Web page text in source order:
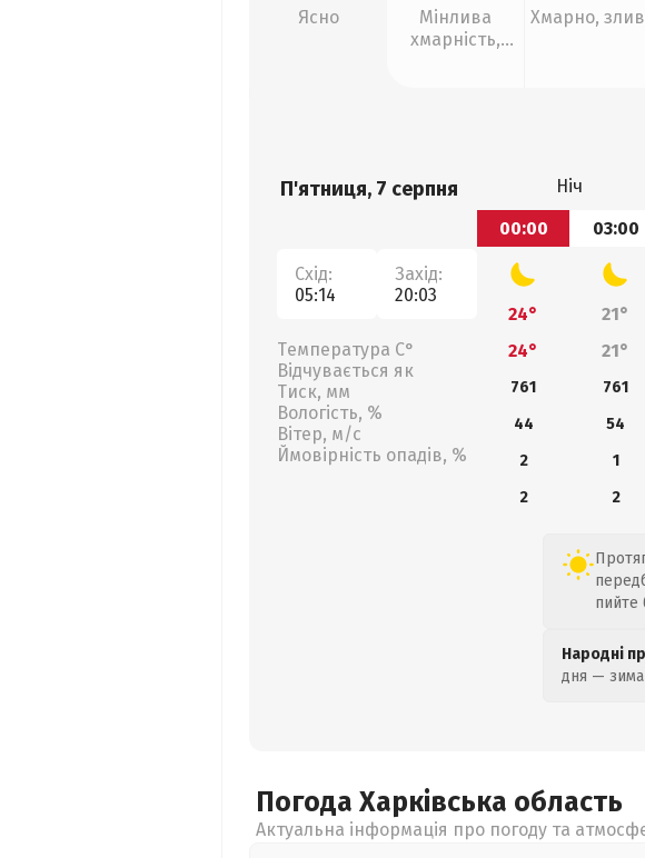
Ясно
Мінлива
хмарність,
Хмарно,
П'ятниця, 7 серпня
Схід:
05:14
Захід:
20:03
Температура С°
Відчувається як
Тиск, мм
Вологість, %
Вітер, м/с
Ймовірність опадів, %
Ніч
00:00
03:00
24° 21°
24°
21°
761 761
44
54
2
1
2
2
пийте
Народні
дня —
Погода Харківська область
Актуальна інформація про погоду та